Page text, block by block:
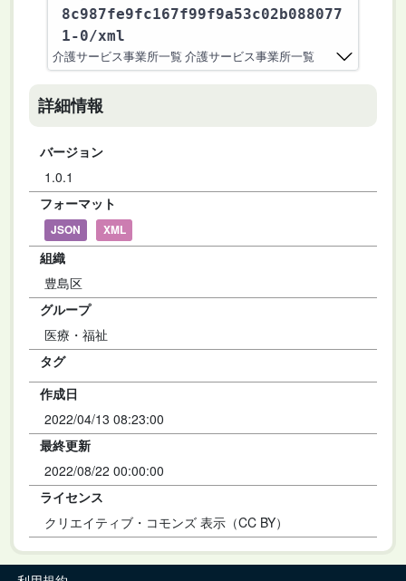
8c987fe9fc167f99f9a53c02b088077
1-0/xml
介護サービス事業所一覧 介護サービス事業所一覧
詳細情報
バージョン
1.0.1
フォーマット
JSON XML
組織
豊島区
グループ
医療・福祉
タグ
作成日
2022/04/13 08:23:00
最終更新
2022/08/22 00:00:00
ライセンス
クリエイティブ・コモンズ 表示（CC BY）